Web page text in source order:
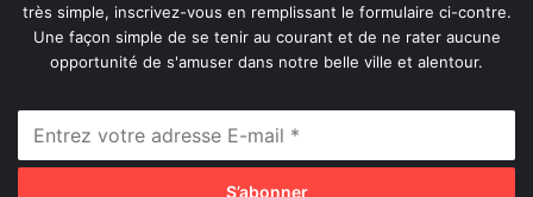
très simple, inscrivez-vous en remplissant le formulaire ci-contre.
Une façon simple de se tenir au courant et de ne rater aucune
opportunité de s'amuser dans notre belle ville et alentour.